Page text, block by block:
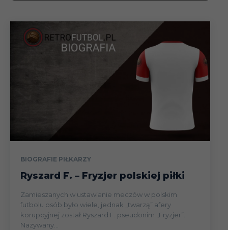
BIOGRAFIE PIŁKARZY
Ryszard F. – Fryzjer polskiej piłki
Zamieszanych w ustawianie meczów w polskim
futbolu osób było wiele, jednak „twarzą” afery
korupcyjnej został Ryszard F. pseudonim „Fryzjer”.
Nazywany...